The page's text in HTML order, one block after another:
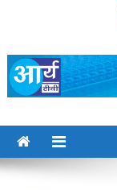
Arya TV